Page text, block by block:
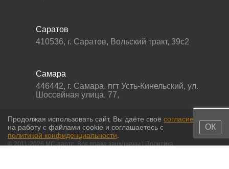
Саратов
410536, г. Саратов, Вольский тракт, 39с2
Самара
446442, г. Самара, пгт Усть-Кинельский, ул.
Шоссейная улица, 77,
© 2011-2026 МС-партс. Все права защищены | Политика
Продолжая использовать сайт, Вы даёте своё согласие
на работу с файлами cookie и соглашаетесь с
политикой конфиденциальности
ОК